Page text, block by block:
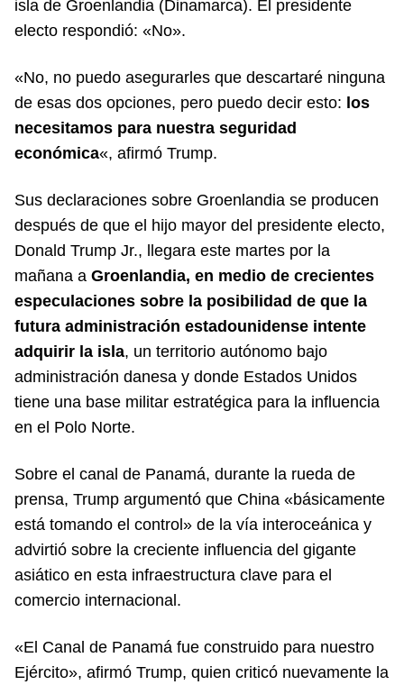
isla de Groenlandia (Dinamarca). El presidente
electo respondió: «No».
«No, no puedo asegurarles que descartaré ninguna
de esas dos opciones, pero puedo decir esto: los
necesitamos para nuestra seguridad
económica«, afirmó Trump.
Sus declaraciones sobre Groenlandia se producen
después de que el hijo mayor del presidente electo,
Donald Trump Jr., llegara este martes por la
mañana a Groenlandia, en medio de crecientes
especulaciones sobre la posibilidad de que la
futura administración estadounidense intente
adquirir la isla, un territorio autónomo bajo
administración danesa y donde Estados Unidos
tiene una base militar estratégica para la influencia
en el Polo Norte.
Sobre el canal de Panamá, durante la rueda de
prensa, Trump argumentó que China «básicamente
está tomando el control» de la vía interoceánica y
advirtió sobre la creciente influencia del gigante
asiático en esta infraestructura clave para el
comercio internacional.
«El Canal de Panamá fue construido para nuestro
Ejército», afirmó Trump, quien criticó nuevamente la